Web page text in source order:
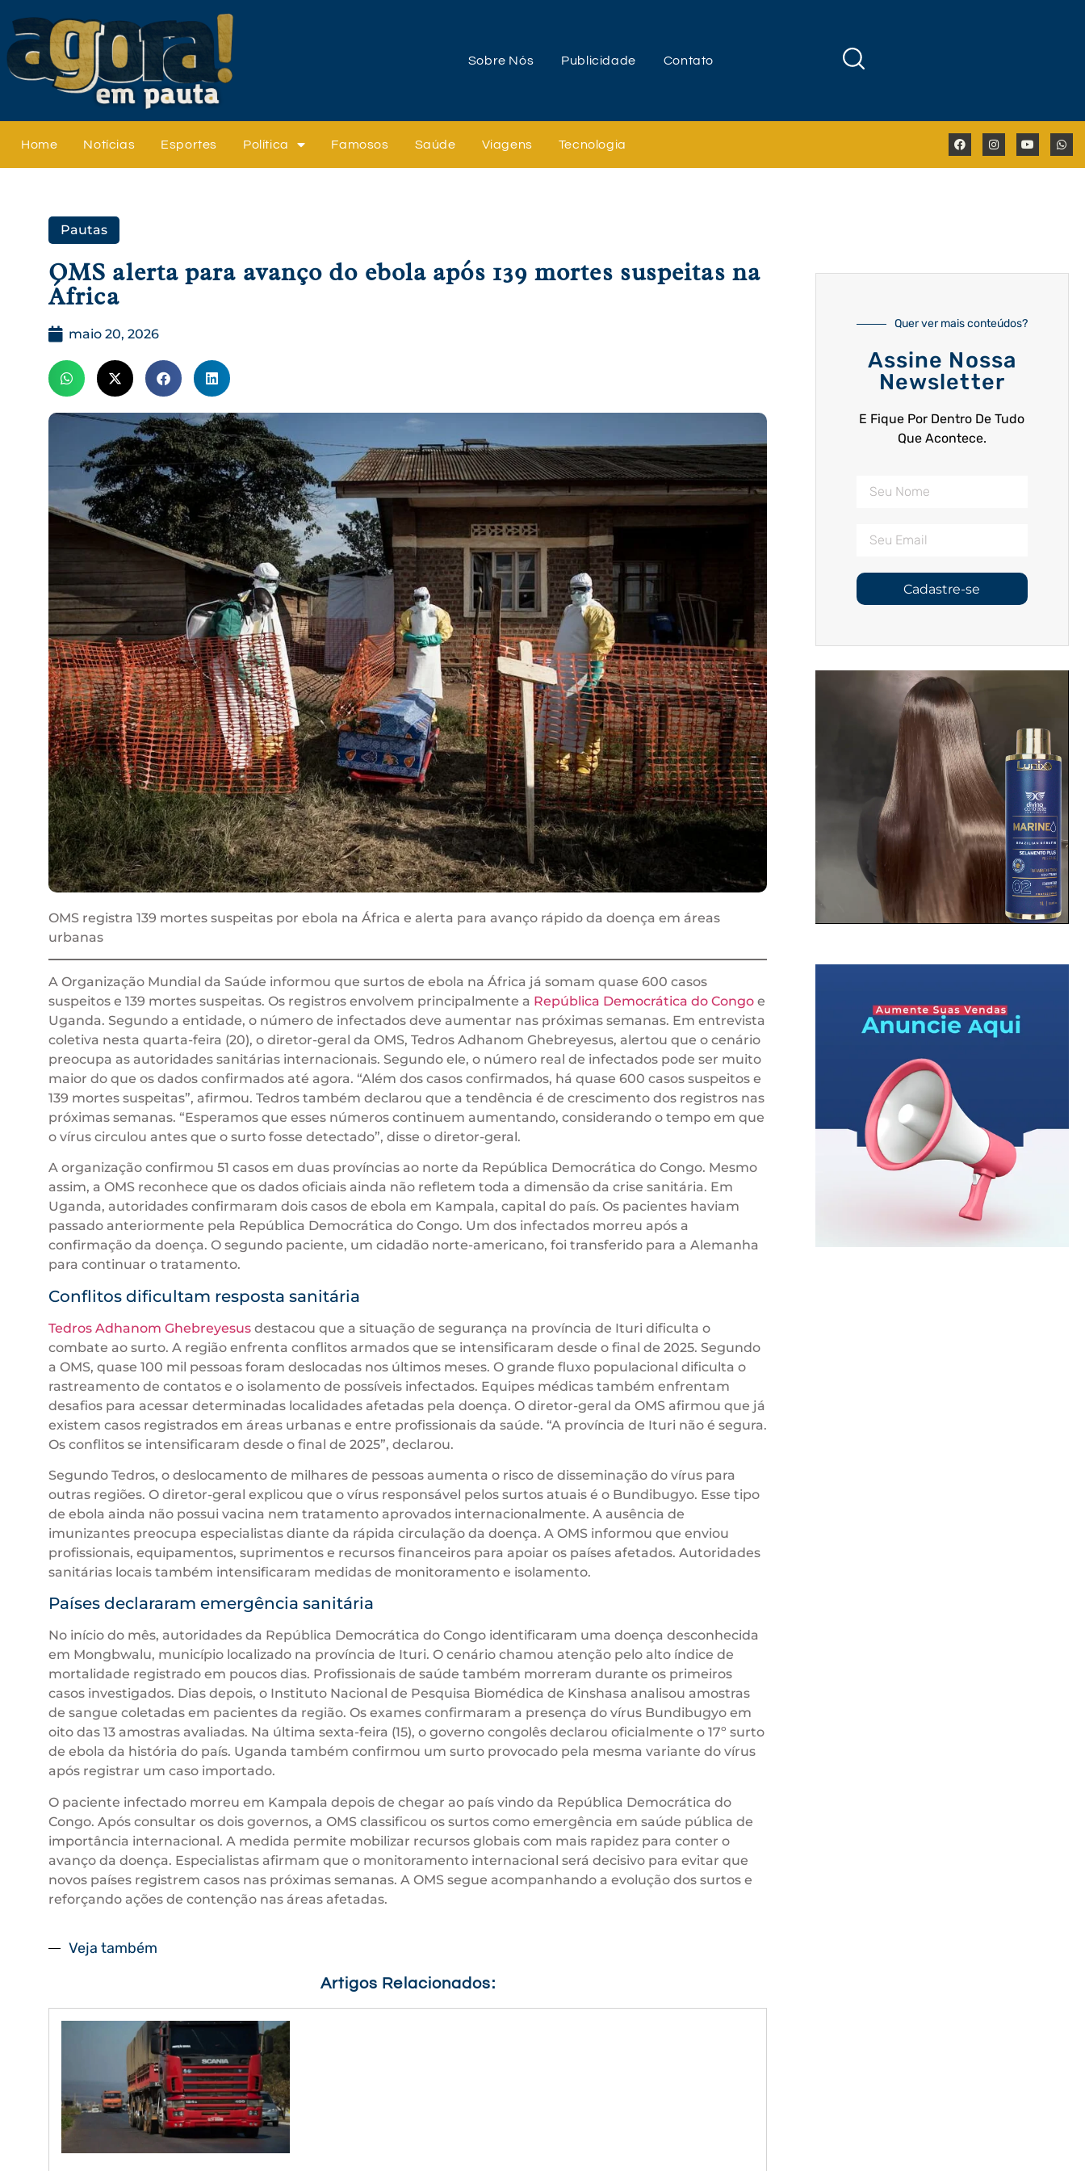
Sobre Nós Publicidade Contato
Home Notícias Esportes Política Famosos Saúde Viagens Tecnologia
Pautas
OMS alerta para avanço do ebola após 139 mortes suspeitas na
África
maio 20, 2026
OMS registra 139 mortes suspeitas por ebola na África e alerta para avanço rápido da doença em áreas
urbanas
A Organização Mundial da Saúde informou que surtos de ebola na África já somam quase 600 casos
suspeitos e 139 mortes suspeitas. Os registros envolvem principalmente a República Democrática do Congo e
Uganda. Segundo a entidade, o número de infectados deve aumentar nas próximas semanas. Em entrevista
coletiva nesta quarta-feira (20), o diretor-geral da OMS, Tedros Adhanom Ghebreyesus, alertou que o cenário
preocupa as autoridades sanitárias internacionais. Segundo ele, o número real de infectados pode ser muito
maior do que os dados confirmados até agora. “Além dos casos confirmados, há quase 600 casos suspeitos e
139 mortes suspeitas”, afirmou. Tedros também declarou que a tendência é de crescimento dos registros nas
próximas semanas. “Esperamos que esses números continuem aumentando, considerando o tempo em que
o vírus circulou antes que o surto fosse detectado”, disse o diretor-geral.
A organização confirmou 51 casos em duas províncias ao norte da República Democrática do Congo. Mesmo
assim, a OMS reconhece que os dados oficiais ainda não refletem toda a dimensão da crise sanitária. Em
Uganda, autoridades confirmaram dois casos de ebola em Kampala, capital do país. Os pacientes haviam
passado anteriormente pela República Democrática do Congo. Um dos infectados morreu após a
confirmação da doença. O segundo paciente, um cidadão norte-americano, foi transferido para a Alemanha
para continuar o tratamento.
Conflitos dificultam resposta sanitária
Tedros Adhanom Ghebreyesus destacou que a situação de segurança na província de Ituri dificulta o
combate ao surto. A região enfrenta conflitos armados que se intensificaram desde o final de 2025. Segundo
a OMS, quase 100 mil pessoas foram deslocadas nos últimos meses. O grande fluxo populacional dificulta o
rastreamento de contatos e o isolamento de possíveis infectados. Equipes médicas também enfrentam
desafios para acessar determinadas localidades afetadas pela doença. O diretor-geral da OMS afirmou que já
existem casos registrados em áreas urbanas e entre profissionais da saúde. “A província de Ituri não é segura.
Os conflitos se intensificaram desde o final de 2025”, declarou.
Segundo Tedros, o deslocamento de milhares de pessoas aumenta o risco de disseminação do vírus para
outras regiões. O diretor-geral explicou que o vírus responsável pelos surtos atuais é o Bundibugyo. Esse tipo
de ebola ainda não possui vacina nem tratamento aprovados internacionalmente. A ausência de
imunizantes preocupa especialistas diante da rápida circulação da doença. A OMS informou que enviou
profissionais, equipamentos, suprimentos e recursos financeiros para apoiar os países afetados. Autoridades
sanitárias locais também intensificaram medidas de monitoramento e isolamento.
Países declararam emergência sanitária
No início do mês, autoridades da República Democrática do Congo identificaram uma doença desconhecida
em Mongbwalu, município localizado na província de Ituri. O cenário chamou atenção pelo alto índice de
mortalidade registrado em poucos dias. Profissionais de saúde também morreram durante os primeiros
casos investigados. Dias depois, o Instituto Nacional de Pesquisa Biomédica de Kinshasa analisou amostras
de sangue coletadas em pacientes da região. Os exames confirmaram a presença do vírus Bundibugyo em
oito das 13 amostras avaliadas. Na última sexta-feira (15), o governo congolês declarou oficialmente o 17º surto
de ebola da história do país. Uganda também confirmou um surto provocado pela mesma variante do vírus
após registrar um caso importado.
O paciente infectado morreu em Kampala depois de chegar ao país vindo da República Democrática do
Congo. Após consultar os dois governos, a OMS classificou os surtos como emergência em saúde pública de
importância internacional. A medida permite mobilizar recursos globais com mais rapidez para conter o
avanço da doença. Especialistas afirmam que o monitoramento internacional será decisivo para evitar que
novos países registrem casos nas próximas semanas. A OMS segue acompanhando a evolução dos surtos e
reforçando ações de contenção nas áreas afetadas.
Veja também
Artigos Relacionados:
Quer ver mais conteúdos?
Assine Nossa
Newsletter
E Fique Por Dentro De Tudo
Que Acontece.
Cadastre-se